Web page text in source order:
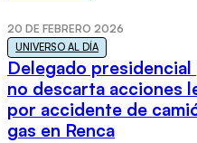
20 DE FEBRERO 2026
UNIVERSO AL DÍA
Delegado presidencial
no descarta acciones
por accidente de
gas en Renca